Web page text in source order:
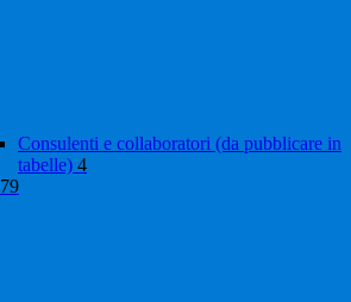
Consulenti e collaboratori (da pubblicare in
tabelle) 4
79